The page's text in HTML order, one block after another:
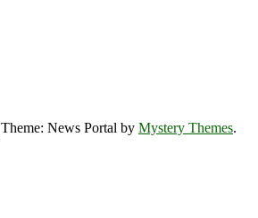
Theme: News Portal by Mystery Themes.